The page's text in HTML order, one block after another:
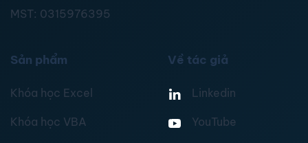
MST: 0315976395
Sản phẩm
Khóa học Excel
Khóa học VBA
Về tác giả
Linkedin
YouTube